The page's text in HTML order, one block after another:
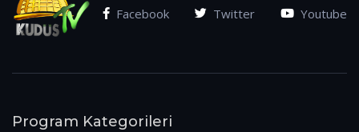
Facebook Twitter Youtube
Program Kategorileri